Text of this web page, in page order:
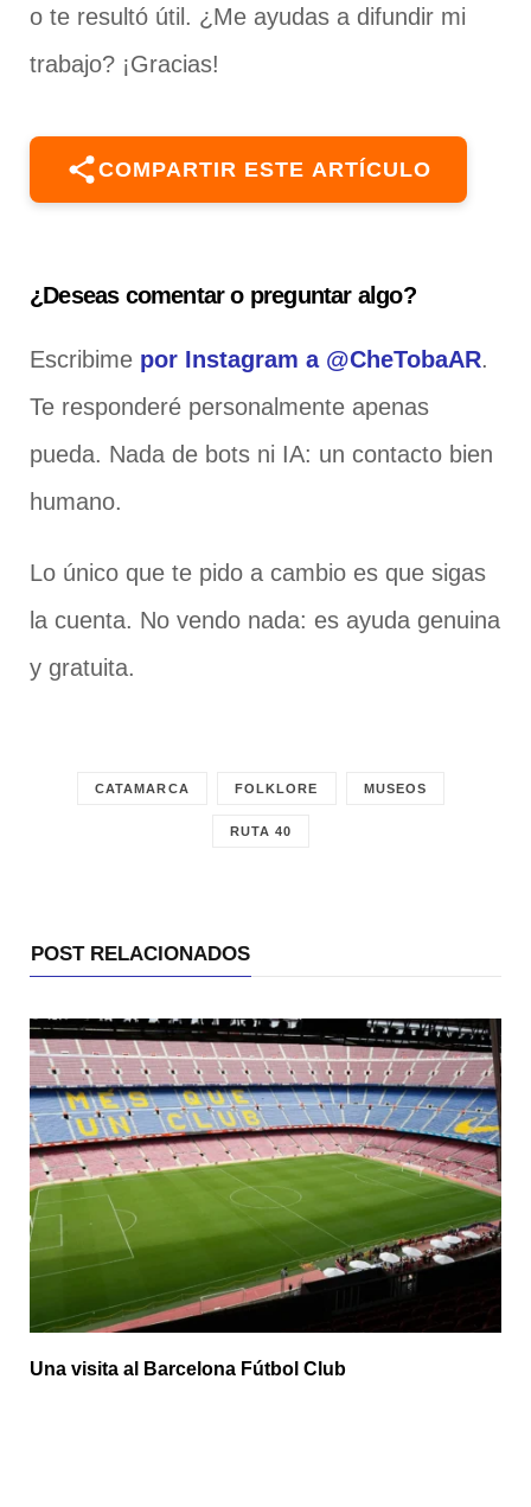
o te resultó útil. ¿Me ayudas a difundir mi
trabajo? ¡Gracias!
COMPARTIR ESTE ARTÍCULO
¿Deseas comentar o preguntar algo?
Escribime por Instagram a @CheTobaAR.
Te responderé personalmente apenas
pueda. Nada de bots ni IA: un contacto bien
humano.
Lo único que te pido a cambio es que sigas
la cuenta. No vendo nada: es ayuda genuina
y gratuita.
CATAMARCA FOLKLORE MUSEOS
RUTA 40
POST RELACIONADOS
Una visita al Barcelona Fútbol Club